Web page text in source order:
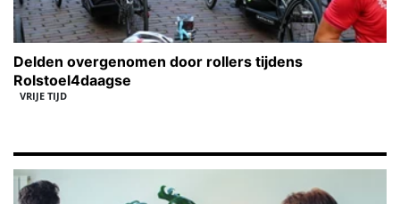
Delden overgenomen door rollers tijdens
Rolstoel4daagse
VRIJE TIJD